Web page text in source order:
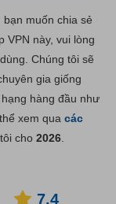
muốn chia sẻ
VPN này, vui lòng
Chúng tôi sẽ
gia giống
hàng đầu như
xem qua các
cho 2026.
7.4